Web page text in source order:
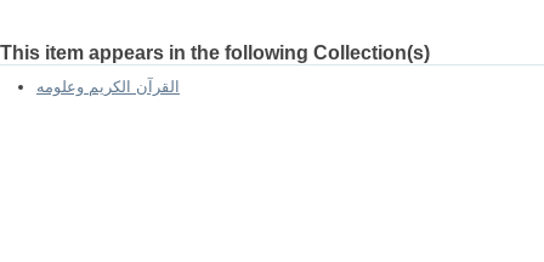
This item appears in the following Collection(s)
القرآن الكريم وعلومه